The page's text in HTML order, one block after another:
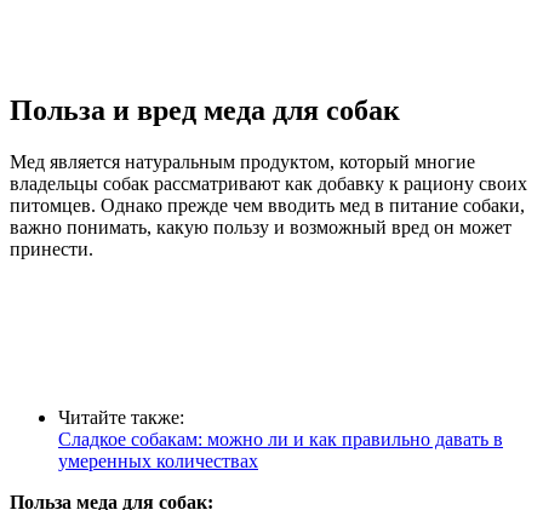
Польза и вред меда для собак
Мед является натуральным продуктом, который многие
владельцы собак рассматривают как добавку к рациону своих
питомцев. Однако прежде чем вводить мед в питание собаки,
важно понимать, какую пользу и возможный вред он может
принести.
Читайте также:
Сладкое собакам: можно ли и как правильно давать в
умеренных количествах
Польза меда для собак: